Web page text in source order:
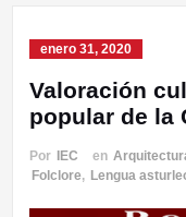
enero 31, 2020
Valoración
popular de la
Por IEC en
Folclore, Lengua